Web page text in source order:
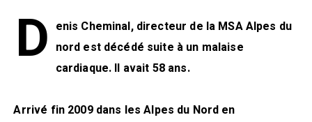
D enis Cheminal, directeur de la MSA Alpes du
nord est décédé suite à un malaise
cardiaque. Il avait 58 ans.
Arrivé fin 2009 dans les Alpes du Nord en